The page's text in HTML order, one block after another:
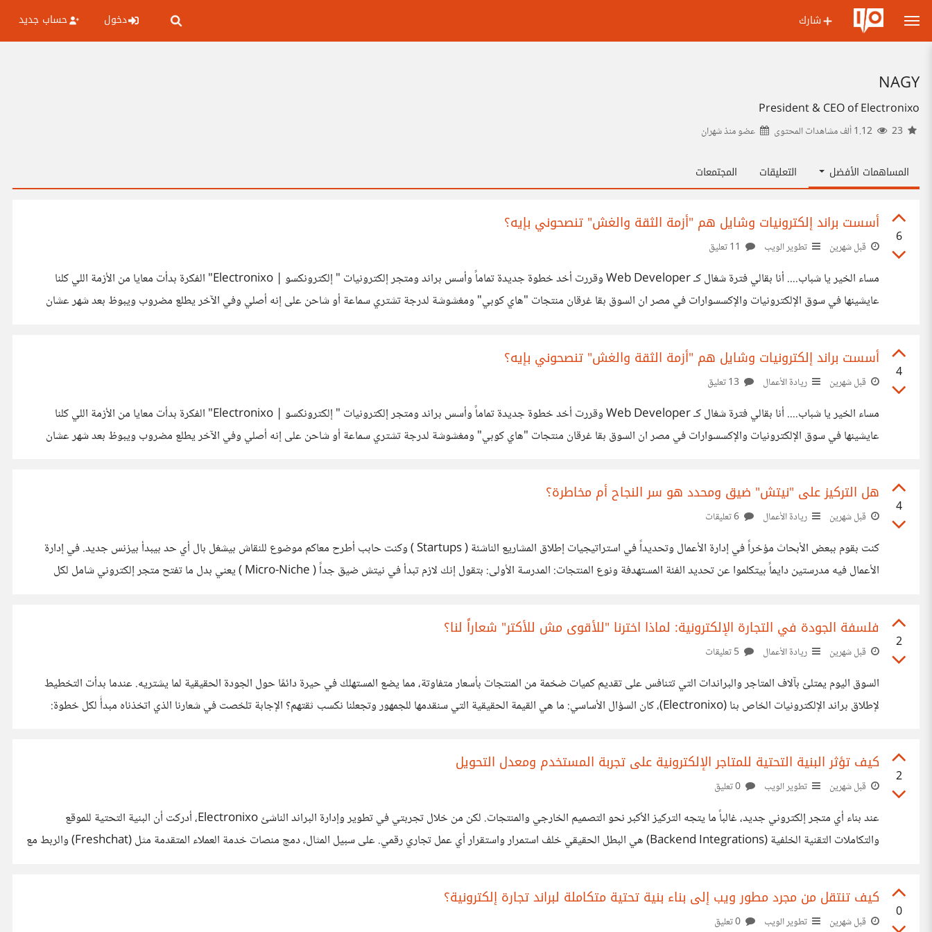
شارك دخول حساب جديد
NAGY
President & CEO of Electronixo
عضو منذشهران
المساهمات الأفضل التعليقات المجتمعات
6
أسست براند إلكترونيات وشايل هم "أزمة الثقة والغش" تنصحوني بإيه؟
قبل شهرين تطوير الويب
مساء الخير يا شباب.... أنا بقالي فترة شغال كـ Web Developer وقررت أخد خطوة جديدة تماماً وأسس براند ومتجر إلكترونيات " إلكترونكسو | Electronixo" الفكرة بدأت معايا من الأزمة اللي كلنا
عايشينها في سوق الإلكترونيات والإكسسوارات في مصر ان السوق بقا غرقان منتجات "هاي كوبي" ومغشوشة لدرجة تشتري سماعة أو شاحن على إنه أصلي وفي الآخر يطلع مضروب ويبوظ بعد شهر عشان
4
أسست براند إلكترونيات وشايل هم "أزمة الثقة والغش" تنصحوني بإيه؟
قبل شهرين ريادة الأعمال
مساء الخير يا شباب.... أنا بقالي فترة شغال كـ Web Developer وقررت أخد خطوة جديدة تماماً وأسس براند ومتجر إلكترونيات " إلكترونكسو | Electronixo" الفكرة بدأت معايا من الأزمة اللي كلنا
عايشينها في سوق الإلكترونيات والإكسسوارات في مصر ان السوق بقا غرقان منتجات "هاي كوبي" ومغشوشة لدرجة تشتري سماعة أو شاحن على إنه أصلي وفي الآخر يطلع مضروب ويبوظ بعد شهر عشان
4
هل التركيز على "نيتش" ضيق ومحدد هو سر النجاح أم مخاطرة؟
قبل شهرين ريادة الأعمال
كنت بقوم ببعض الأبحاث مؤخراً في إدارة الأعمال وتحديداً في استراتيجيات إطلاق المشاريع الناشئة ( Startups ) وكنت حابب أطرح معاكم موضوع للنقاش بيشغل بال أي حد بيبدأ بيزنس جديد. في إدارة
الأعمال فيه مدرستين دايماً بيتكلموا عن تحديد الفئة المستهدفة ونوع المنتجات: المدرسة الأولى: بتقول إنك لازم تبدأ في نيتش ضيق جداً ( Micro-Niche ) يعني بدل ما تفتح متجر إلكتروني شامل لكل
2
فلسفة الجودة في التجارة الإلكترونية: لماذا اخترنا "للأقوى مش للأكتر" شعاراً لنا؟
قبل شهرين ريادة الأعمال
السوق اليوم يمتلئ بآلاف المتاجر والبراندات التي تتنافس على تقديم كميات ضخمة من المنتجات بأسعار متفاوتة، مما يضع المستهلك في حيرة دائمًا حول الجودة الحقيقية لما يشتريه. عندما بدأت التخطيط
لإطلاق براند الإلكترونيات الخاص بنا (Electronixo)، كان السؤال الأساسي: ما هي القيمة الحقيقية التي سنقدمها للجمهور وتجعلنا نكسب ثقتهم؟ الإجابة تلخصت في شعارنا الذي اتخذناه مبدأً لكل خطوة:
2
كيف تؤثر البنية التحتية للمتاجر الإلكترونية على تجربة المستخدم ومعدل التحويل
قبل شهرين تطوير الويب
عند بناء أي متجر إلكتروني جديد، غالباً ما يتجه التركيز الأكبر نحو التصميم الخارجي والمنتجات. لكن من خلال تجربتي في تطوير وإدارة البراند الناشئ Electronixo، أدركت أن البنية التحتية للموقع
والتكاملات التقنية الخلفية (Backend Integrations) هي البطل الحقيقي خلف استمرار واستقرار أي عمل تجاري رقمي. على سبيل المثال، دمج منصات خدمة العملاء المتقدمة مثل (Freshchat) والربط مع
0
كيف تنتقل من مجرد مطور ويب إلى بناء بنية تحتية متكاملة لبراند تجارة إلكترونية؟
قبل شهرين تطوير الويب